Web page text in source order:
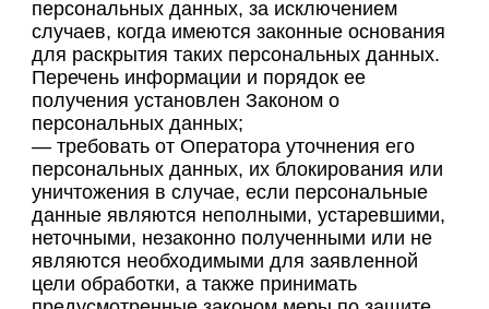
персональных данных, за исключением
случаев, когда имеются законные основания
для раскрытия таких персональных данных.
Перечень информации и порядок ее
получения установлен Законом о
персональных данных;
— требовать от Оператора уточнения его
персональных данных, их блокирования или
уничтожения в случае, если персональные
данные являются неполными, устаревшими,
неточными, незаконно полученными или не
являются необходимыми для заявленной
цели обработки, а также принимать